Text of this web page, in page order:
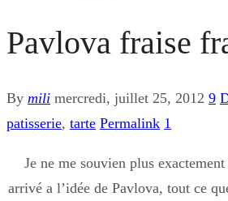
Pavlova fraise
By mili mercredi, juillet 25, 2012 9
patisserie, tarte Permalink 1
Je ne me souvien plus
arrivé a l’idée de Pavlova, tout ce